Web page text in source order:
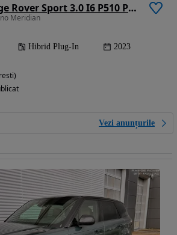
Land Rover Range Rover Sport 3.0 I6 P510 PHEV First Edition
Meridian
Hibrid Plug-In 2023
Vezi anunțurile